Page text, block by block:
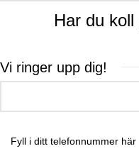
Har du
Vi ringer upp dig!